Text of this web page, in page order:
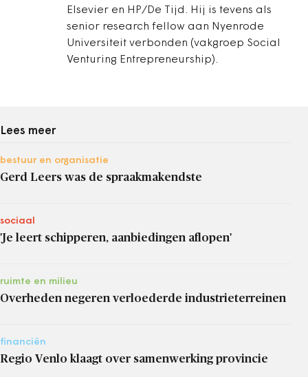
Elsevier en HP/De Tijd. Hij is tevens als
senior research fellow aan Nyenrode
Universiteit verbonden (vakgroep Social
Venturing Entrepreneurship).
Lees meer
bestuur en organisatie
Gerd Leers was de spraakmakendste
sociaal
'Je leert schipperen, aanbiedingen aflopen'
ruimte en milieu
Overheden negeren verloederde industrieterreinen
financiën
Regio Venlo klaagt over samenwerking provincie